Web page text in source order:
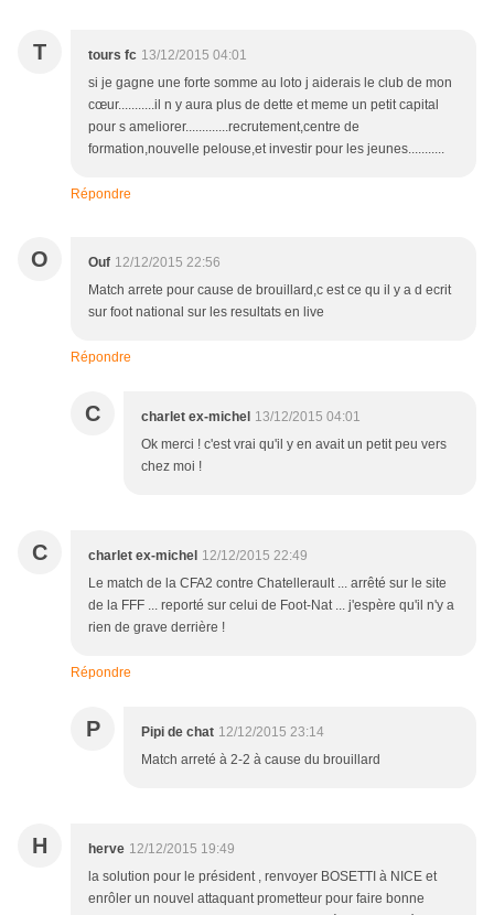
T tours fc 13/12/2015 04:01
si je gagne une forte somme au loto j aiderais le club de mon
cœur...........il n y aura plus de dette et meme un petit capital
pour s ameliorer.............recrutement,centre de
formation,nouvelle pelouse,et investir pour les jeunes...........
Répondre
O Ouf 12/12/2015 22:56
Match arrete pour cause de brouillard,c est ce qu il y a d ecrit
sur foot national sur les resultats en live
Répondre
C charlet ex-michel 13/12/2015 04:01
Ok merci ! c'est vrai qu'il y en avait un petit peu vers
chez moi !
C charlet ex-michel 12/12/2015 22:49
Le match de la CFA2 contre Chatellerault ... arrêté sur le site
de la FFF ... reporté sur celui de Foot-Nat ... j'espère qu'il n'y a
rien de grave derrière !
Répondre
P Pipi de chat 12/12/2015 23:14
Match arreté à 2-2 à cause du brouillard
H herve 12/12/2015 19:49
la solution pour le président , renvoyer BOSETTI à NICE et
enrôler un nouvel attaquant prometteur pour faire bonne